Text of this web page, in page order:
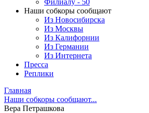
Филиалу - 50
Наши собкоры сообщают
Из Новосибирска
Из Москвы
Из Калифорнии
Из Германии
Из Интернета
Пресса
Реплики
Главная
Наши собкоры сообщают...
Вера Петрашкова